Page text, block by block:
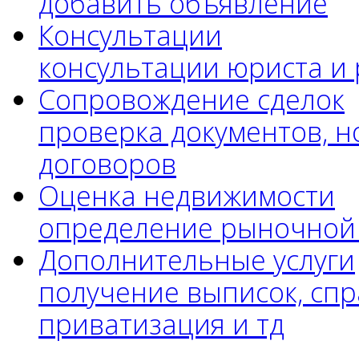
Консультации
консультации юриста и
Сопровождение сделок
проверка документов,
договоров
Оценка недвижимости
определение рыночной
Дополнительные услуги
получение выписок,
приватизация и тд